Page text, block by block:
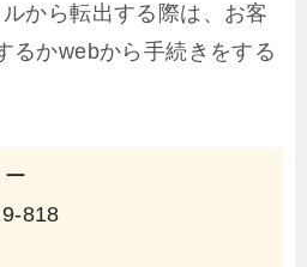
から転出する際は、お客
るかwebから手続きをする
818